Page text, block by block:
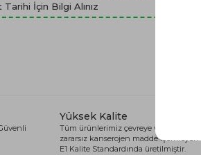
İçin Bilgi Alınız
Yüksek Kalite
Tüm ürünlerimiz çevreye ve sağlığa
zararsız kanserojen madde içermeyen
E1 Kalite Standardında üretilmiştir.